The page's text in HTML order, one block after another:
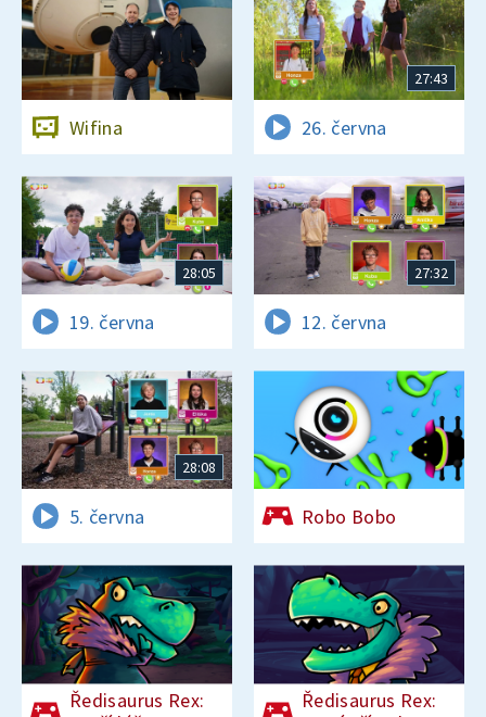
Wifina
27:43
26. června
28:05
19. června
27:32
12. června
28:08
5. června Robo Bobo
Ředisaurus Rex:
Ředisaurus Rex: